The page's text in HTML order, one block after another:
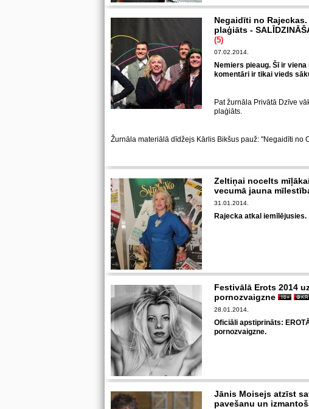
Negaidīti no
plaģiāts -
(5)
07.02.2014.
Nemiers pieaug. Šī ir
komentāri ir tikai vieds
Pat žurnāla Privātā Dzīve
plaģiāts.
Žurnāla materiālā dīdžejs Kārlis Bikšus pauž: "Negaidīti no
Zeltiņai nocelts
vecumā jauna
31.01.2014.
Rajecka atkal iemīlējusies.
Festivālā Erots 2014
pornozvaigzne
28.01.2014.
Oficiāli apstiprināts:
pornozvaigzne.
Jānis Moisejs atzīst
pavešanu un